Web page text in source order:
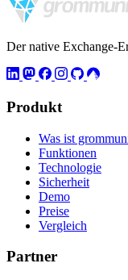
Der native Exchange-
Produkt
Was ist
Funktionen
Technologie
Sicherheit
Demo
Preise
Vergleich
Partner